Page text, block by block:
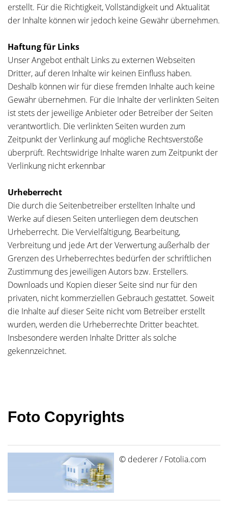
erstellt. Für die Richtigkeit, Vollständigkeit und Aktualität
der Inhalte können wir jedoch keine Gewähr übernehmen.
Haftung für Links
Unser Angebot enthält Links zu externen Webseiten
Dritter, auf deren Inhalte wir keinen Einfluss haben.
Deshalb können wir für diese fremden Inhalte auch keine
Gewähr übernehmen. Für die Inhalte der verlinkten Seiten
ist stets der jeweilige Anbieter oder Betreiber der Seiten
verantwortlich. Die verlinkten Seiten wurden zum
Zeitpunkt der Verlinkung auf mögliche Rechtsverstöße
überprüft. Rechtswidrige Inhalte waren zum Zeitpunkt der
Verlinkung nicht erkennbar
Urheberrecht
Die durch die Seitenbetreiber erstellten Inhalte und
Werke auf diesen Seiten unterliegen dem deutschen
Urheberrecht. Die Vervielfältigung, Bearbeitung,
Verbreitung und jede Art der Verwertung außerhalb der
Grenzen des Urheberrechtes bedürfen der schriftlichen
Zustimmung des jeweiligen Autors bzw. Erstellers.
Downloads und Kopien dieser Seite sind nur für den
privaten, nicht kommerziellen Gebrauch gestattet. Soweit
die Inhalte auf dieser Seite nicht vom Betreiber erstellt
wurden, werden die Urheberrechte Dritter beachtet.
Insbesondere werden Inhalte Dritter als solche
gekennzeichnet.
Foto Copyrights
© dederer / Fotolia.com